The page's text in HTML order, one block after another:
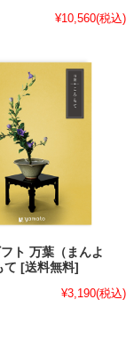
¥10,560(税込)
ト 万葉（まんよ
て [送料無料]
¥3,190(税込)